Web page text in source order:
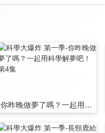
你昨晚做夢了嗎？一起用科學解夢吧！ 第4集